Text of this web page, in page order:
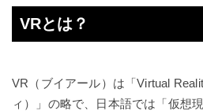
VRとは？
VR（ブイアール）は「Virtual
ィ）」の略で、日本語では「仮想